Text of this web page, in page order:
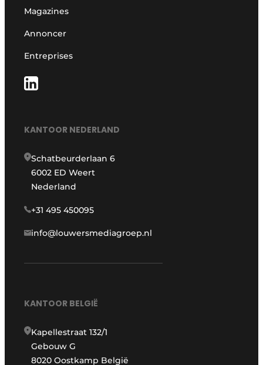
Magazines
Annoncer
Entreprises
KANTOOR NEDERLAND
Schatbeurderlaan 6
6002 ED Weert
Nederland
+31 495 450095
info@louwersmediagroep.nl
KANTOOR BELGIË
Kapellestraat 132/1
Gebouw G
8020 Oostkamp België